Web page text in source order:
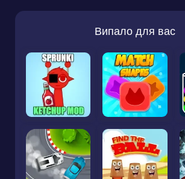
Випало для вас